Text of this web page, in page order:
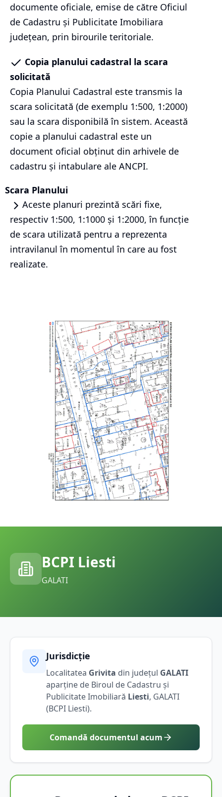
documente oficiale, emise de către Oficiul
de Cadastru și Publicitate Imobiliara
județean, prin birourile teritoriale.
Copia planului cadastral la scara
solicitată
Copia Planului Cadastral este transmis la
scara solicitată (de exemplu 1:500, 1:2000)
sau la scara disponibilă în sistem. Această
copie a planului cadastral este un
document oficial obținut din arhivele de
cadastru și intabulare ale ANCPI.
Scara Planului
Aceste planuri prezintă scări fixe,
respectiv 1:500, 1:1000 și 1:2000, în funcție
de scara utilizată pentru a reprezenta
intravilanul în momentul în care au fost
realizate.
BCPI Liesti
GALATI
Jurisdicție
Localitatea Grivita din județul GALATI
aparține de Biroul de Cadastru și
Publicitate Imobiliară Liesti, GALATI
(BCPI Liesti).
Comandă documentul acum